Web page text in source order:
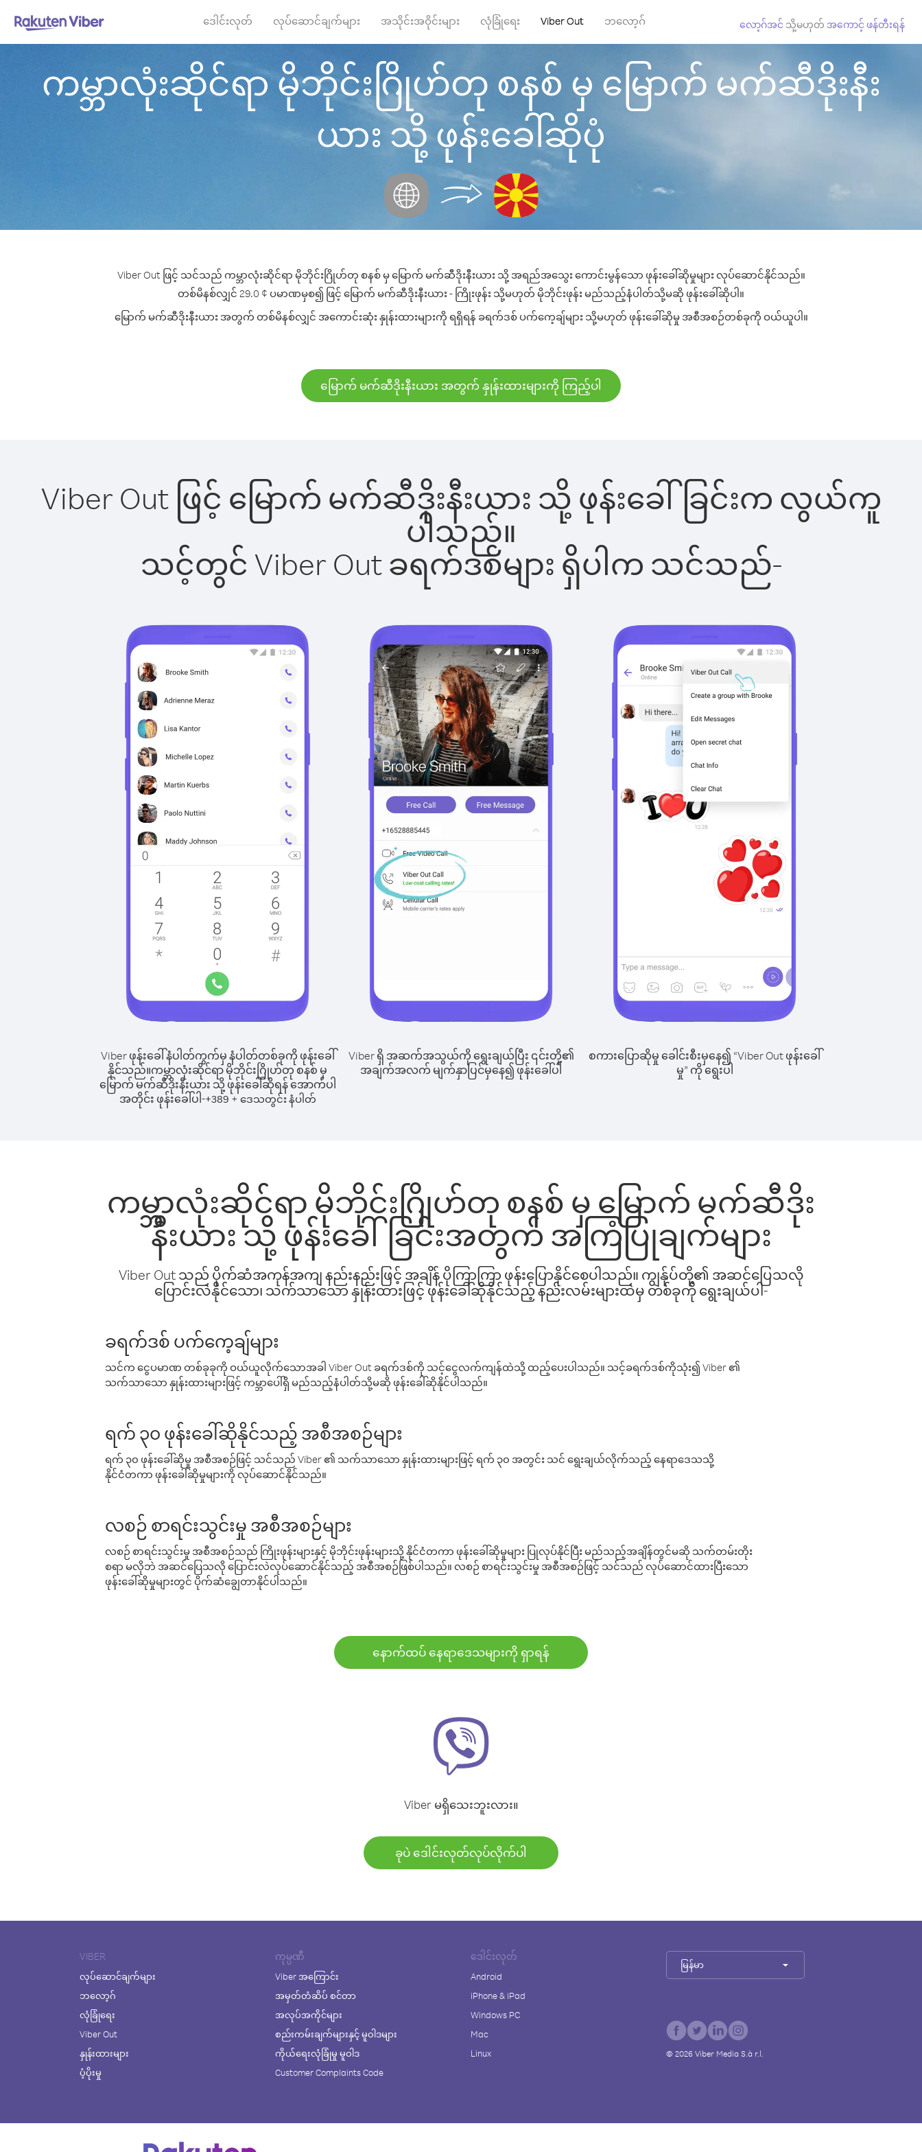
ဒေါင်းလုတ် လုပ်ဆောင်ချက်များ အသိုင်းအဝိုင်းများ လုံခြုံရေး Viber Out ဘလော့ဂ် လော့ဂ်အင် သို့မဟုတ် အကောင့် ဖန်တီးရန်
ကမ္ဘာလုံးဆိုင်ရာ မိုဘိုင်းဂြိုဟ်တု စနစ် မှ မြောက် မက်ဆီဒိုးနီး
ယား သို့ ဖုန်းခေါ်ဆိုပုံ
Viber Out ဖြင့် သင်သည် ကမ္ဘာလုံးဆိုင်ရာ မိုဘိုင်းဂြိုဟ်တု စနစ် မှ မြောက် မက်ဆီဒိုးနီးယား သို့ အရည်အသွေး ကောင်းမွန်သော ဖုန်းခေါ်ဆိုမှုများ လုပ်ဆောင်နိုင်သည်။
တစ်မိနစ်လျှင် 29.0 ¢ ပမာဏမှစ၍ ဖြင့် မြောက် မက်ဆီဒိုးနီးယား - ကြိုးဖုန်း သို့မဟုတ် မိုဘိုင်းဖုန်း မည်သည့်နံပါတ်သို့မဆို ဖုန်းခေါ်ဆိုပါ။
မြောက် မက်ဆီဒိုးနီးယား အတွက် တစ်မိနစ်လျှင် အကောင်းဆုံး နှုန်းထားများကို ရရှိရန် ခရက်ဒစ် ပက်ကေ့ချ်များ သို့မဟုတ် ဖုန်းခေါ်ဆိုမှု အစီအစဉ်တစ်ခုကို ဝယ်ယူပါ။
မြောက် မက်ဆီဒိုးနီးယား အတွက် နှုန်းထားများကို ကြည့်ပါ
Viber Out ဖြင့် မြောက် မက်ဆီဒိုးနီးယား သို့ ဖုန်းခေါ်ခြင်းက လွယ်ကူ
ပါသည်။
သင့်တွင် Viber Out ခရက်ဒစ်များ ရှိပါက သင်သည်-
Viber ဖုန်းခေါ်နံပါတ်ကွက်မှ နံပါတ်တစ်ခုကို ဖုန်းခေါ်
နိုင်သည်။ကမ္ဘာလုံးဆိုင်ရာ မိုဘိုင်းဂြိုဟ်တု စနစ် မှ
မြောက် မက်ဆီဒိုးနီးယား သို့ ဖုန်းခေါ်ဆိုရန် အောက်ပါ
အတိုင်း ဖုန်းခေါ်ပါ-+389+ ဒေသတွင်း နံပါတ်
Viber ရှိ အဆက်အသွယ်ကို ရွေးချယ်ပြီး ၎င်းတို့၏
အချက်အလက် မျက်နှာပြင်မှနေ၍ ဖုန်းခေါ်ပါ
စကားပြောဆိုမှု ခေါင်းစီးမှနေ၍ “Viber Out ဖုန်းခေါ်
မှု” ကို ရွေးပါ
ကမ္ဘာလုံးဆိုင်ရာ မိုဘိုင်းဂြိုဟ်တု စနစ် မှ မြောက် မက်ဆီဒိုး
နီးယား သို့ ဖုန်းခေါ်ခြင်းအတွက် အကြံပြုချက်များ
Viber Out သည် ပိုက်ဆံအကုန်အကျ နည်းနည်းဖြင့် အချိန် ပိုကြာကြာ ဖုန်းပြောနိုင်စေပါသည်။ ကျွန်ုပ်တို့၏ အဆင်ပြေသလို
ပြောင်းလဲနိုင်သော၊ သက်သာသော နှုန်းထားဖြင့် ဖုန်းခေါ်ဆိုနိုင်သည့် နည်းလမ်းများထဲမှ တစ်ခုကို ရွေးချယ်ပါ-
ခရက်ဒစ် ပက်ကေ့ချ်များ
သင်က ငွေပမာဏ တစ်ခုခုကို ဝယ်ယူလိုက်သောအခါ Viber Out ခရက်ဒစ်ကို သင့်ငွေလက်ကျန်ထဲသို့ ထည့်ပေးပါသည်။ သင့်ခရက်ဒစ်ကိုသုံး၍ Viber ၏
သက်သာသော နှုန်းထားများဖြင့် ကမ္ဘာပေါ်ရှိ မည်သည့်နံပါတ်သို့မဆို ဖုန်းခေါ်ဆိုနိုင်ပါသည်။
ရက် ၃၀ ဖုန်းခေါ်ဆိုနိုင်သည့် အစီအစဉ်များ
ရက် ၃၀ ဖုန်းခေါ်ဆိုမှု အစီအစဉ်ဖြင့် သင်သည် Viber ၏ သက်သာသော နှုန်းထားများဖြင့် ရက် ၃၀ အတွင်း သင် ရွေးချယ်လိုက်သည့် နေရာဒေသသို့
နိုင်ငံတကာ ဖုန်းခေါ်ဆိုမှုများကို လုပ်ဆောင်နိုင်သည်။
လစဉ် စာရင်းသွင်းမှု အစီအစဉ်များ
လစဉ် စာရင်းသွင်းမှု အစီအစဉ်သည် ကြိုးဖုန်းများနှင့် မိုဘိုင်းဖုန်းများသို့ နိုင်ငံတကာ ဖုန်းခေါ်ဆိုမှုများ ပြုလုပ်နိုင်ပြီး မည်သည့်အချိန်တွင်မဆို သက်တမ်းတိုး
စရာ မလိုဘဲ အဆင်ပြေသလို ပြောင်းလဲလုပ်ဆောင်နိုင်သည့် အစီအစဉ်ဖြစ်ပါသည်။ လစဉ် စာရင်းသွင်းမှု အစီအစဉ်ဖြင့် သင်သည် လုပ်ဆောင်ထားပြီးသော
ဖုန်းခေါ်ဆိုမှုများတွင် ပိုက်ဆံချွေတာနိုင်ပါသည်။
နောက်ထပ် နေရာဒေသများကို ရှာရန်
Viber မရှိသေးဘူးလား။
ခုပဲ ဒေါင်းလုတ်လုပ်လိုက်ပါ
VIBER
လုပ်ဆောင်ချက်များ
ဘလော့ဂ်
လုံခြုံရေး
Viber Out
နှုန်းထားများ
ပံ့ပိုးမှု
ကုမ္ပဏီ
Viber အကြောင်း
အမှတ်တံဆိပ် စင်တာ
အလုပ်အကိုင်များ
စည်းကမ်းချက်များနှင့် မူဝါဒများ
ကိုယ်ရေးလုံခြုံမှု မူဝါဒ
Customer Complaints Code
ဒေါင်းလုတ်
Android
iPhone & iPad
Windows PC
Mac
Linux
မြန်မာ
© 2026 Viber Media S.à r.l.